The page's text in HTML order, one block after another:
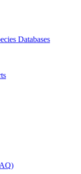
Databases